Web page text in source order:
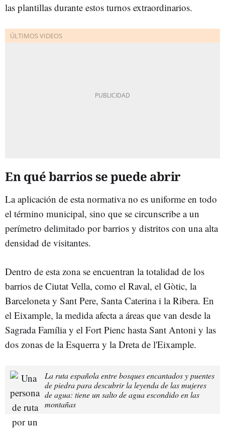
las plantillas durante estos turnos extraordinarios.
En qué barrios se puede abrir
La aplicación de esta normativa no es uniforme en todo
el término municipal, sino que se circunscribe a un
perímetro delimitado por barrios y distritos con una alta
densidad de visitantes.
Dentro de esta zona se encuentran la totalidad de los
barrios de Ciutat Vella, como el Raval, el Gòtic, la
Barceloneta y Sant Pere, Santa Caterina i la Ribera. En
el Eixample, la medida afecta a áreas que van desde la
Sagrada Família y el Fort Pienc hasta Sant Antoni y las
dos zonas de la Esquerra y la Dreta de l'Eixample.
La ruta española entre bosques encantados y puentes
de piedra para descubrir la leyenda de las mujeres
de agua: tiene un salto de agua escondido en las
montañas